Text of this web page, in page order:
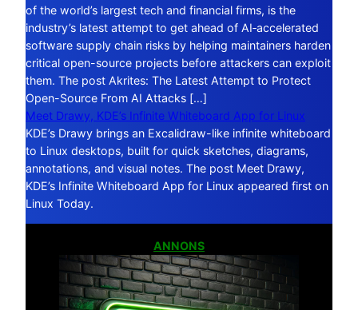
of the world’s largest tech and financial firms, is the
industry’s latest attempt to get ahead of AI‑accelerated
software supply chain risks by helping maintainers harden
critical open-source projects before attackers can exploit
them. The post Akrites: The Latest Attempt to Protect
Open-Source From AI Attacks […]
Meet Drawy, KDE’s Infinite Whiteboard App for Linux
KDE’s Drawy brings an Excalidraw-like infinite whiteboard
to Linux desktops, built for quick sketches, diagrams,
annotations, and visual notes. The post Meet Drawy,
KDE’s Infinite Whiteboard App for Linux appeared first on
Linux Today.
ANNONS